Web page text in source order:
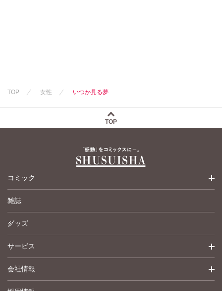
TOP 女性 いつか見る夢
TOP
コミック
少女コミック
女性コミック
ペットコミック
青年コミック
英語版コミック
雑誌
グッズ
サービス
詳細検索
履歴
会社情報
トップメッセージ
採用情報